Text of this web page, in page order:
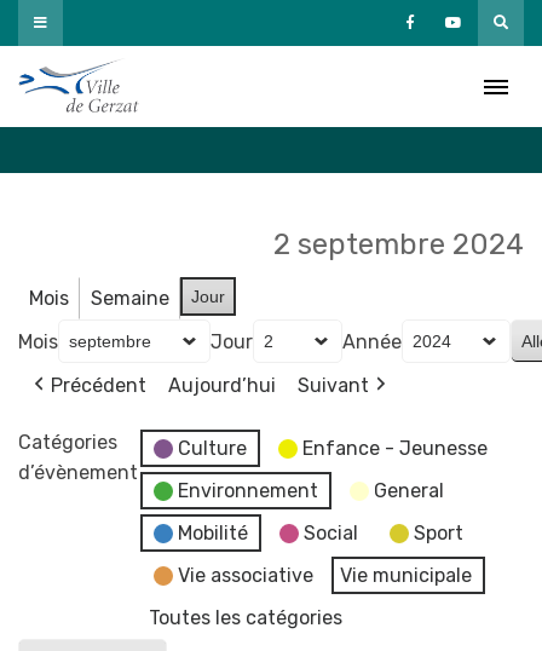
Passer
au
contenu
2 septembre 2024
Mois Semaine Jour
Mois Jour
Année
Précédent
Aujourd’hui Suivant
Catégories
d’évènement
Culture
Enfance - Jeunesse
Environnement
General
Mobilité
Social
Sport
Vie associative
Vie municipale
Toutes les catégories